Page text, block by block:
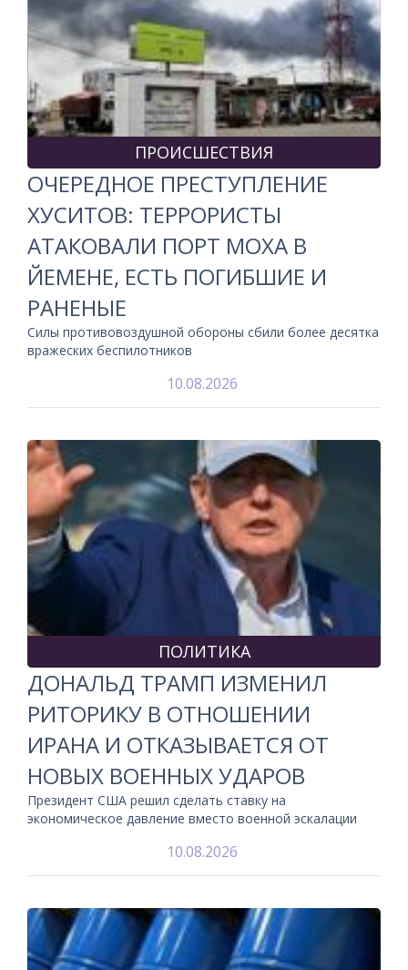
ПРОИСШЕСТВИЯ
ОЧЕРЕДНОЕ ПРЕСТУПЛЕНИЕ
ХУСИТОВ: ТЕРРОРИСТЫ
АТАКОВАЛИ ПОРТ МОХА В
ЙЕМЕНЕ, ЕСТЬ ПОГИБШИЕ И
РАНЕНЫЕ
Силы противовоздушной обороны сбили более десятка
вражеских беспилотников
10.08.2026
ПОЛИТИКА
ДОНАЛЬД ТРАМП ИЗМЕНИЛ
РИТОРИКУ В ОТНОШЕНИИ
ИРАНА И ОТКАЗЫВАЕТСЯ ОТ
НОВЫХ ВОЕННЫХ УДАРОВ
Президент США решил сделать ставку на
экономическое давление вместо военной эскалации
10.08.2026